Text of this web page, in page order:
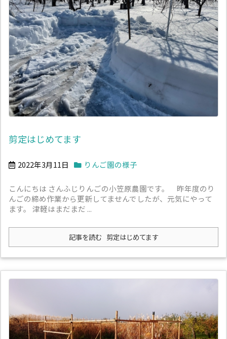
剪定はじめてます
2022年3月11日 りんご園の様子
こんにちは さんふじりんごの小笠原農園です。 昨年度のり
んごの締め作業から更新してませんでしたが、元気にやって
ます。 津軽はまだまだ ...
記事を読む 剪定はじめてます